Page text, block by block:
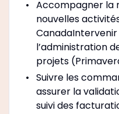
Accompagner la
nouvelles
l’administration
projets
Suivre les
assurer la
suivi des